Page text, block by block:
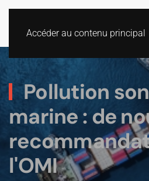
Accéder au contenu principal
Pollution
marine : de
l'OMI